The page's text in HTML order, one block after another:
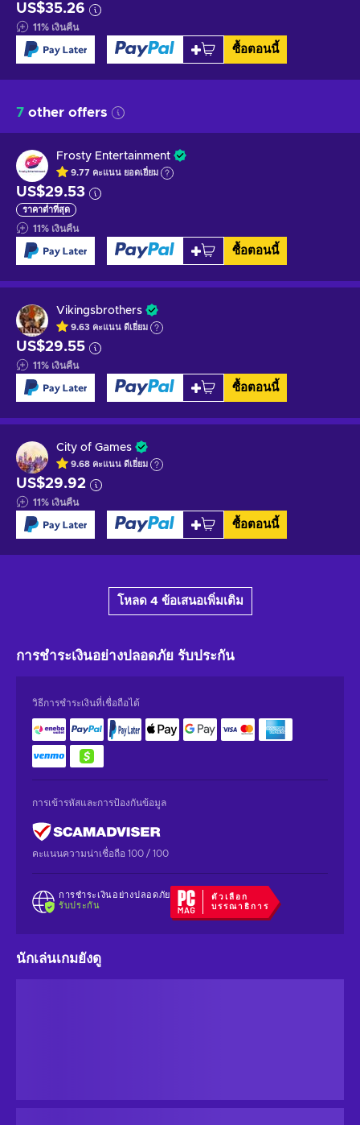
US$35.26
11% เงินคืน
ซื้อตอนนี้
7 other offers
Frosty Entertainment
9.77 คะแนน ยอดเยี่ยม
US$29.53
ราคาต่ำที่สุด
11% เงินคืน
ซื้อตอนนี้
Vikingsbrothers
9.63 คะแนน ดีเยี่ยม
US$29.55
11% เงินคืน
ซื้อตอนนี้
City of Games
9.68 คะแนน ดีเยี่ยม
US$29.92
11% เงินคืน
ซื้อตอนนี้
โหลด 4 ข้อเสนอเพิ่มเติม
การชำระเงินอย่างปลอดภัย รับประกัน
วิธีการชำระเงินที่เชื่อถือได้
การเข้ารหัสและการป้องกันข้อมูล
คะแนนความน่าเชื่อถือ 100 / 100
การชำระเงินอย่างปลอดภัย
รับประกัน
ตัวเลือก
บรรณาธิการ
นักเล่นเกมยังดู